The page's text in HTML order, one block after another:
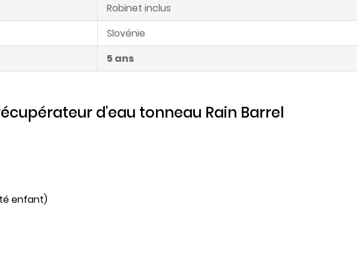
Robinet inclus
Slovénie
5 ans
d'eau tonneau Rain Barrel
enfant)